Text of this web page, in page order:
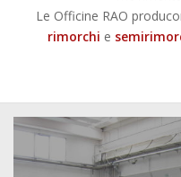
Le Officine RAO
rimorchi e